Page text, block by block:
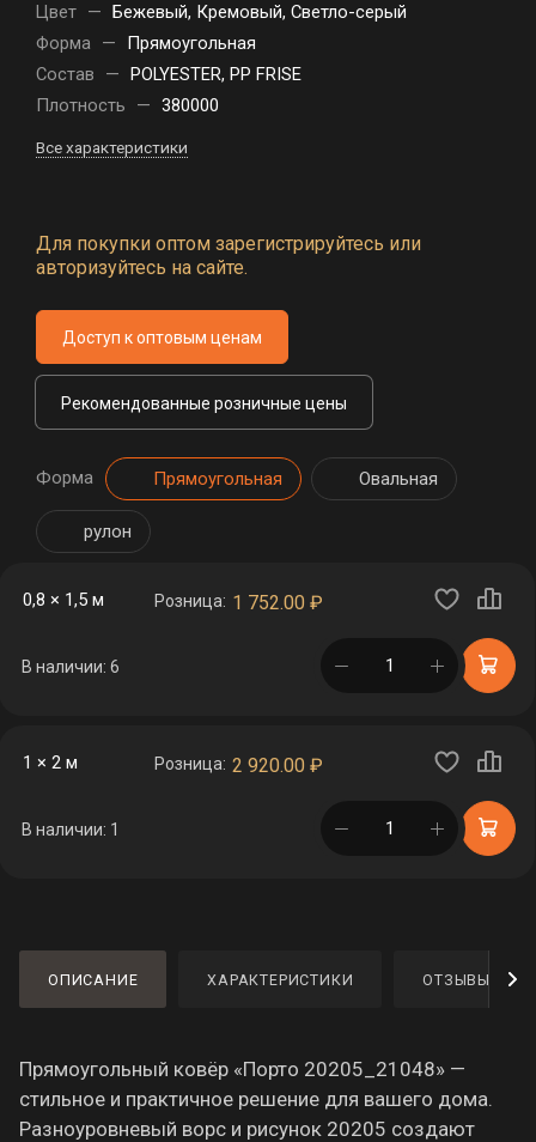
Цвет — Бежевый, Кремовый, Светло-серый
Форма —
Прямоугольная
Состав
— POLYESTER, PP FRISE
Плотность
— 380000
Все характеристики
Для покупки оптом зарегистрируйтесь или
авторизуйтесь на сайте.
Доступ к оптовым ценам
Рекомендованные розничные цены
Форма Прямоугольная Овальная
рулон
0,8 × 1,5 м Розница: 1 752.00 ₽
В наличии: 6 в корзине
1 × 2 м Розница: 2 920.00 ₽
В наличии: 1 в корзине
ОПИСАНИЕ ХАРАКТЕРИСТИКИ ОТЗЫВЫ
Прямоугольный ковёр «Порто 20205_21048» —
стильное и практичное решение для вашего дома.
Разноуровневый ворс и рисунок 20205 создают